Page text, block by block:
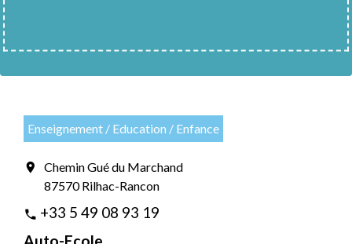
Enseignement / Education / Enfance
location_on
Chemin Gué du Marchand
87570 Rilhac-Rancon
phone +33 5 49 08 93 19
Auto-Ecole